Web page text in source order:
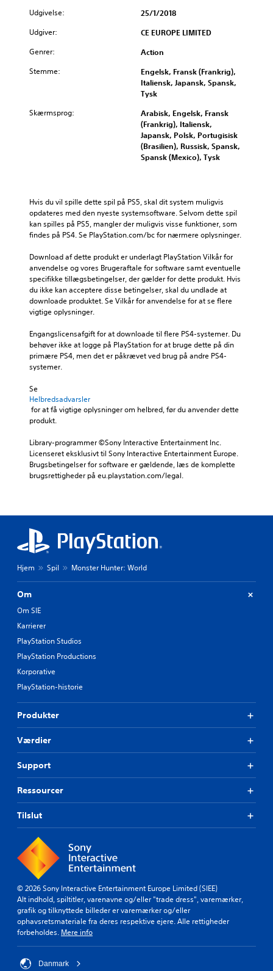
Udgivelse: 25/1/2018
Udgiver: CE EUROPE LIMITED
Genrer: Action
Stemme:
Engelsk, Fransk (Frankrig),
Italiensk, Japansk, Spansk,
Tysk
Skærmsprog:
Arabisk, Engelsk, Fransk
(Frankrig), Italiensk,
Japansk, Polsk, Portugisisk
(Brasilien), Russisk, Spansk,
Spansk (Mexico), Tysk
Hvis du vil spille dette spil på PS5, skal dit system muligvis
opdateres med den nyeste systemsoftware. Selvom dette spil
kan spilles på PS5, mangler der muligvis visse funktioner, som
findes på PS4. Se PlayStation.com/bc for nærmere oplysninger.
Download af dette produkt er underlagt PlayStation Vilkår for
anvendelse og vores Brugeraftale for software samt eventuelle
specifikke tillægsbetingelser, der gælder for dette produkt. Hvis
du ikke kan acceptere disse betingelser, skal du undlade at
downloade produktet. Se Vilkår for anvendelse for at se flere
vigtige oplysninger.
Engangslicensafgift for at downloade til flere PS4-systemer. Du
behøver ikke at logge på PlayStation for at bruge dette på din
primære PS4, men det er påkrævet ved brug på andre PS4-
systemer.
Se
Helbredsadvarsler
produkt.
Library-programmer ©Sony Interactive Entertainment Inc.
Licenseret eksklusivt til Sony Interactive Entertainment Europe.
Brugsbetingelser for software er gældende, læs de komplette
brugsrettigheder på eu.playstation.com/legal.
Hjem Spil Monster Hunter: World
Om
Om SIE
Karrierer
PlayStation Studios
PlayStation Productions
Korporative
PlayStation-historie
Produkter
Værdier
Support
Ressourcer
Tilslut
© 2026 Sony Interactive Entertainment Europe Limited (SIEE)
Alt indhold, spiltitler, varenavne og/eller "trade dress", varemærker,
grafik og tilknyttede billeder er varemærker og/eller
ophavsretsmateriale fra deres respektive ejere. Alle rettigheder
forbeholdes. Mere info
Danmark